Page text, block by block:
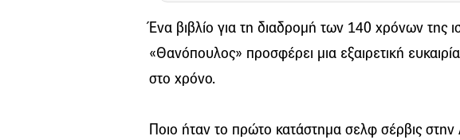
Ένα βιβλίο για τη διαδρομή των 140 χρόνων της
«Θανόπουλος» προσφέρει μια εξαιρετική
στο χρόνο.
Ποιο ήταν το πρώτο κατάστημα σελφ σέρβις